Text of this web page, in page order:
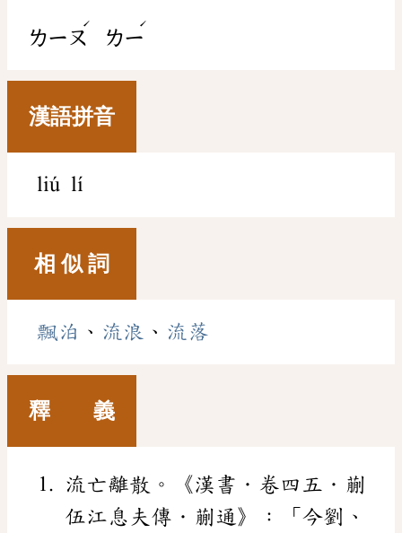
ㄌㄧㄡ
ˊ
ㄌㄧ
ˊ
漢語拼音
liú lí
相 似 詞
飄泊 、 流浪 、 流落
釋 義
流亡離散。《漢書．卷四五．蒯
伍江息夫傳．蒯通》：「今劉、